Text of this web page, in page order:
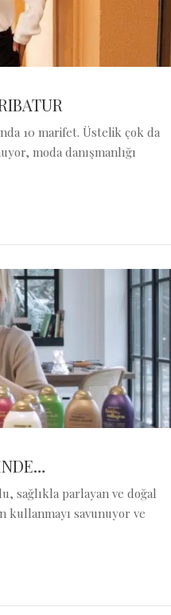
10 marifet. Üstelik çok da
moda danışmanlığı
sağlıkla parlayan ve doğal
kullanmayı savunuyor ve